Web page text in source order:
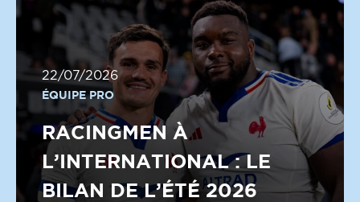
22/07/2026
ÉQUIPE PRO
RACINGMEN À
L’INTERNATIONAL : LE
BILAN DE L’ÉTÉ 2026